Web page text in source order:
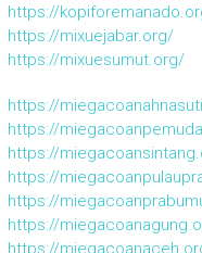
https://
https://mixuejabar.org/
https://mixuesumut.org/
https://
https://
https://
https://
https://
https://
https://